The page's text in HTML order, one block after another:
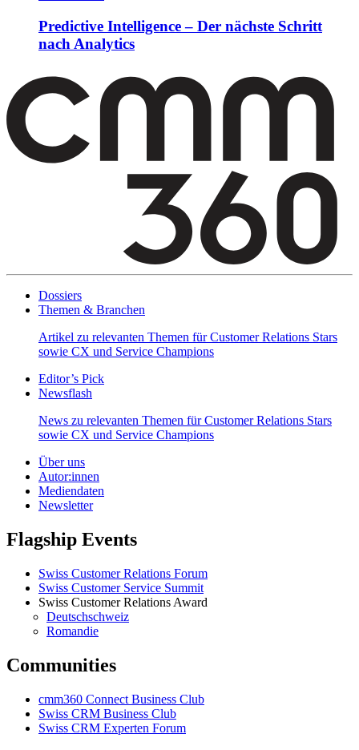
Predictive Intelligence – Der nächste Schritt
nach Analytics
Dossiers
Themen & Branchen
Artikel zu relevanten Themen für Customer Relations Stars
sowie CX und Service Champions
Editor’s Pick
Newsflash
News zu relevanten Themen für Customer Relations Stars
sowie CX und Service Champions
Über uns
Autor:innen
Mediendaten
Newsletter
Flagship Events
Swiss Customer Relations Forum
Swiss Customer Service Summit
Swiss Customer Relations Award
Deutschschweiz
Romandie
Communities
cmm360 Connect Business Club
Swiss CRM Business Club
Swiss CRM Experten Forum